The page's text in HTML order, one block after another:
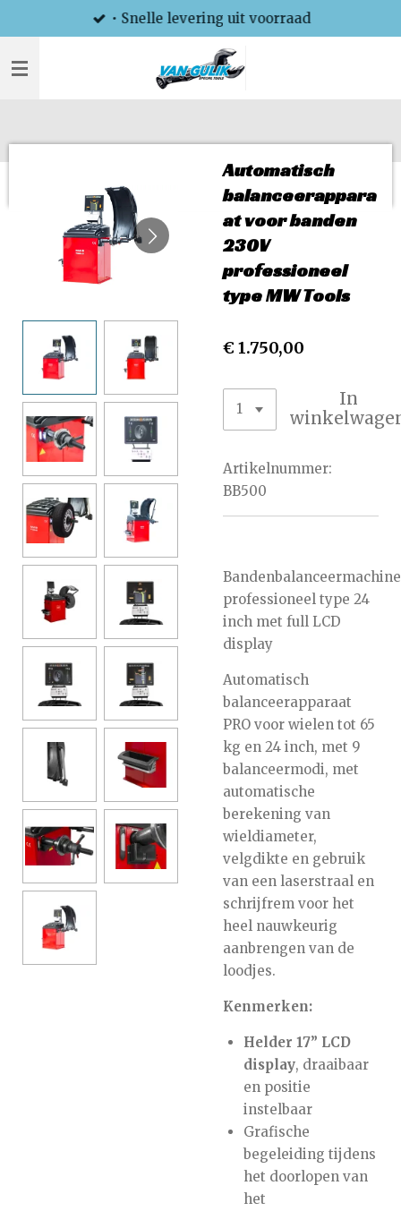
direct
naar
• Snelle levering uit voorraad
Automatisch
balanceerappara
at voor banden
230V
professioneel
type MW Tools
€ 1.750,00
In
Artikelnummer:
BB500
professioneel type 24
inch met full LCD
display
Automatisch
balanceerapparaat
PRO voor wielen tot 65
kg en 24 inch, met 9
balanceermodi, met
automatische
berekening van
wieldiameter,
velgdikte en gebruik
van een laserstraal en
schrijfrem voor het
heel nauwkeurig
aanbrengen van de
loodjes.
Kenmerken:
Helder 17” LCD
display, draaibaar
en positie
instelbaar
Grafische
begeleiding tijdens
het doorlopen van
het